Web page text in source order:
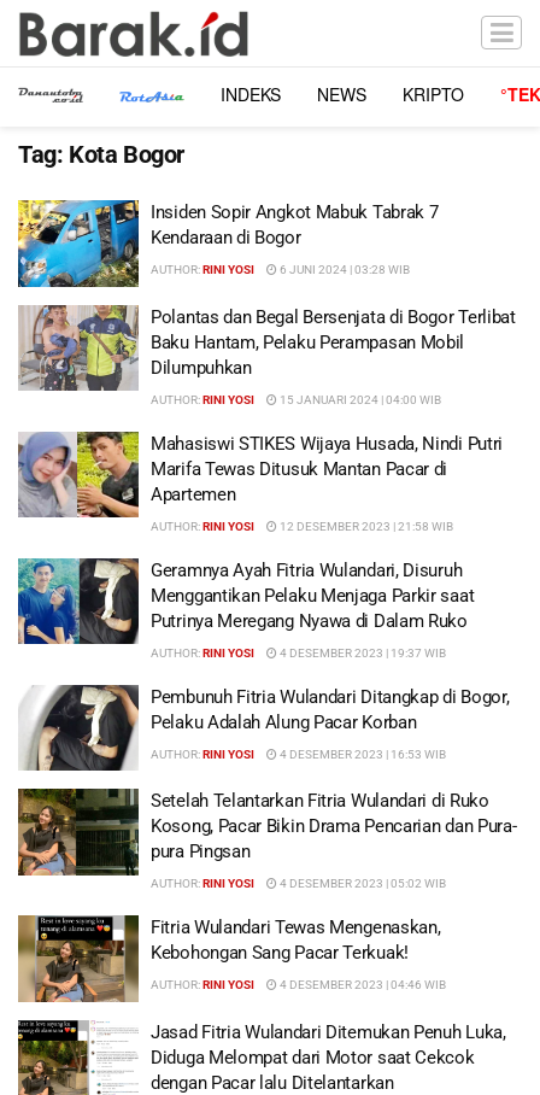
INDEKS NEWS KRIPTO
Tag: Kota Bogor
Insiden Sopir Angkot Mabuk Tabrak 7
Kendaraan di Bogor
AUTHOR:RINI YOSI 6 JUNI 2024 | 03:28 WIB
Polantas dan Begal Bersenjata di Bogor Terlibat
Baku Hantam, Pelaku Perampasan Mobil
Dilumpuhkan
AUTHOR:RINI YOSI 15 JANUARI 2024 | 04:00 WIB
Mahasiswi STIKES Wijaya Husada, Nindi Putri
Marifa Tewas Ditusuk Mantan Pacar di
Apartemen
AUTHOR:RINI YOSI 12 DESEMBER 2023 | 21:58 WIB
Geramnya Ayah Fitria Wulandari, Disuruh
Menggantikan Pelaku Menjaga Parkir saat
Putrinya Meregang Nyawa di Dalam Ruko
AUTHOR:RINI YOSI 4 DESEMBER 2023 | 19:37 WIB
Pembunuh Fitria Wulandari Ditangkap di Bogor,
Pelaku Adalah Alung Pacar Korban
AUTHOR:RINI YOSI 4 DESEMBER 2023 | 16:53 WIB
Setelah Telantarkan Fitria Wulandari di Ruko
Kosong, Pacar Bikin Drama Pencarian dan Pura-
pura Pingsan
AUTHOR:RINI YOSI 4 DESEMBER 2023 | 05:02 WIB
Fitria Wulandari Tewas Mengenaskan,
Kebohongan Sang Pacar Terkuak!
AUTHOR:RINI YOSI 4 DESEMBER 2023 | 04:46 WIB
Jasad Fitria Wulandari Ditemukan Penuh Luka,
Diduga Melompat dari Motor saat Cekcok
dengan Pacar lalu Ditelantarkan